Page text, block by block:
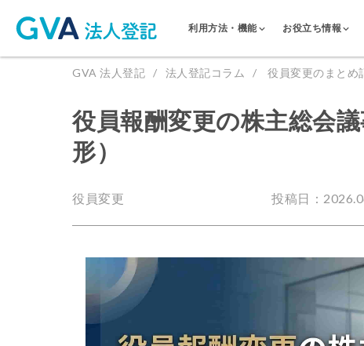
利用方法・機能 お役立ち情報
GVA 法人登記 法人登記コラム 役員変更のまとめ
役員報酬変更の株主総会
形）
役員変更 投稿日：